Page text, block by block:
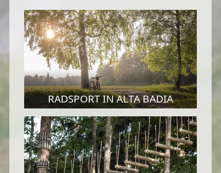
RADSPORT IN ALTA BADIA